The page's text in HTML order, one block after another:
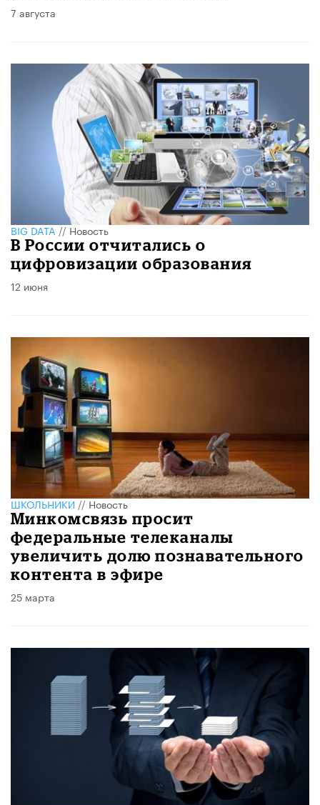
7 августа
BIG DATA//Новость
В России отчитались о
цифровизации образования
12 июня
ШКОЛЬНИКИ//Новость
Минкомсвязь просит
федеральные телеканалы
увеличить долю познавательного
контента в эфире
25 марта